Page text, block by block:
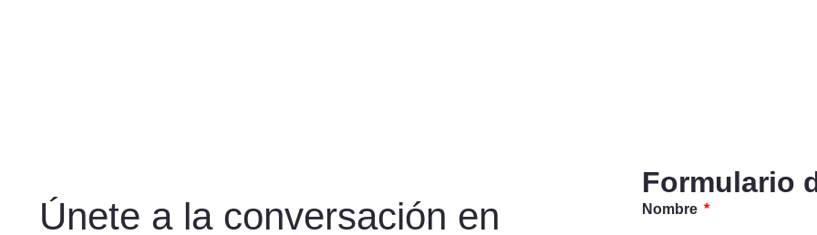
Únete a la conversación en
Formulario
Nombre